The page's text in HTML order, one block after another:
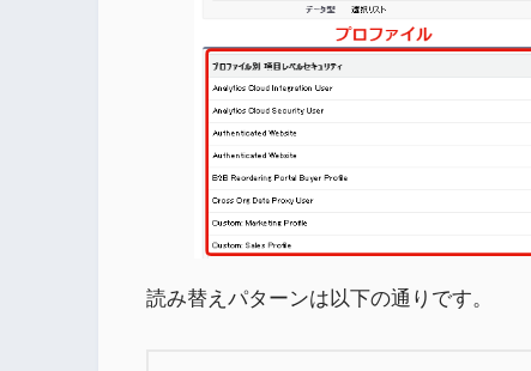
読み替えパターンは以下の通りです。